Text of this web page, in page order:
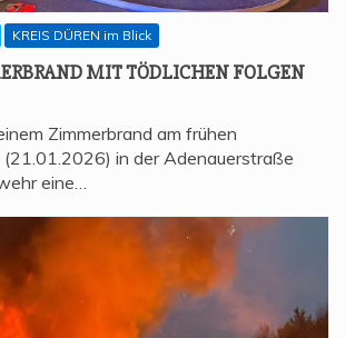
KREIS DÜREN im Blick
MIT TÖD­LI­CHEN FOLGEN
Zimmerbrand am frühen
in der Adenauerstraße
eine…